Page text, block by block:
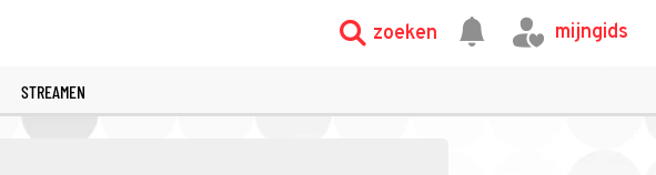
zoeken mijngids
STREAMEN